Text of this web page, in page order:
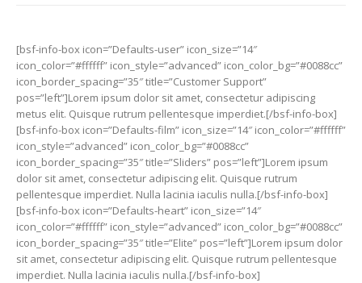
[bsf-info-box icon=”Defaults-user” icon_size=”14″
icon_color=”#ffffff” icon_style=”advanced” icon_color_bg=”#0088cc”
icon_border_spacing=”35″ title=”Customer Support”
pos=”left”]Lorem ipsum dolor sit amet, consectetur adipiscing
metus elit. Quisque rutrum pellentesque imperdiet.[/bsf-info-box]
[bsf-info-box icon=”Defaults-film” icon_size=”14″ icon_color=”#ffffff”
icon_style=”advanced” icon_color_bg=”#0088cc”
icon_border_spacing=”35″ title=”Sliders” pos=”left”]Lorem ipsum
dolor sit amet, consectetur adipiscing elit. Quisque rutrum
pellentesque imperdiet. Nulla lacinia iaculis nulla.[/bsf-info-box]
[bsf-info-box icon=”Defaults-heart” icon_size=”14″
icon_color=”#ffffff” icon_style=”advanced” icon_color_bg=”#0088cc”
icon_border_spacing=”35″ title=”Elite” pos=”left”]Lorem ipsum dolor
sit amet, consectetur adipiscing elit. Quisque rutrum pellentesque
imperdiet. Nulla lacinia iaculis nulla.[/bsf-info-box]